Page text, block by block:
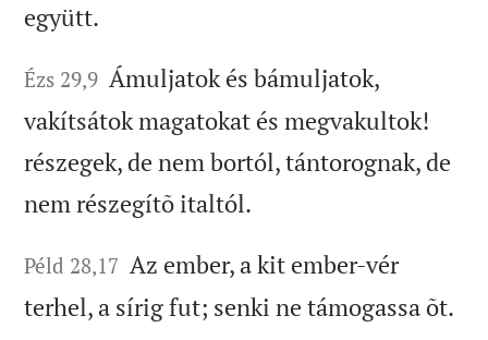
együtt.
Ézs 29,9 Ámuljatok és bámuljatok,
vakítsátok magatokat és megvakultok!
részegek, de nem bortól, tántorognak, de
nem részegítõ italtól.
Péld 28,17 Az ember, a kit ember-vér
terhel, a sírig fut; senki ne támogassa õt.